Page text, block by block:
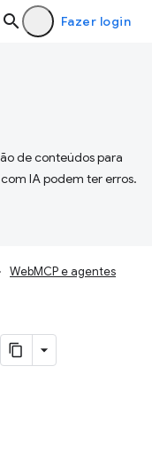
Fazer login
de conteúdos para
IA podem ter erros.
WebMCP e agentes